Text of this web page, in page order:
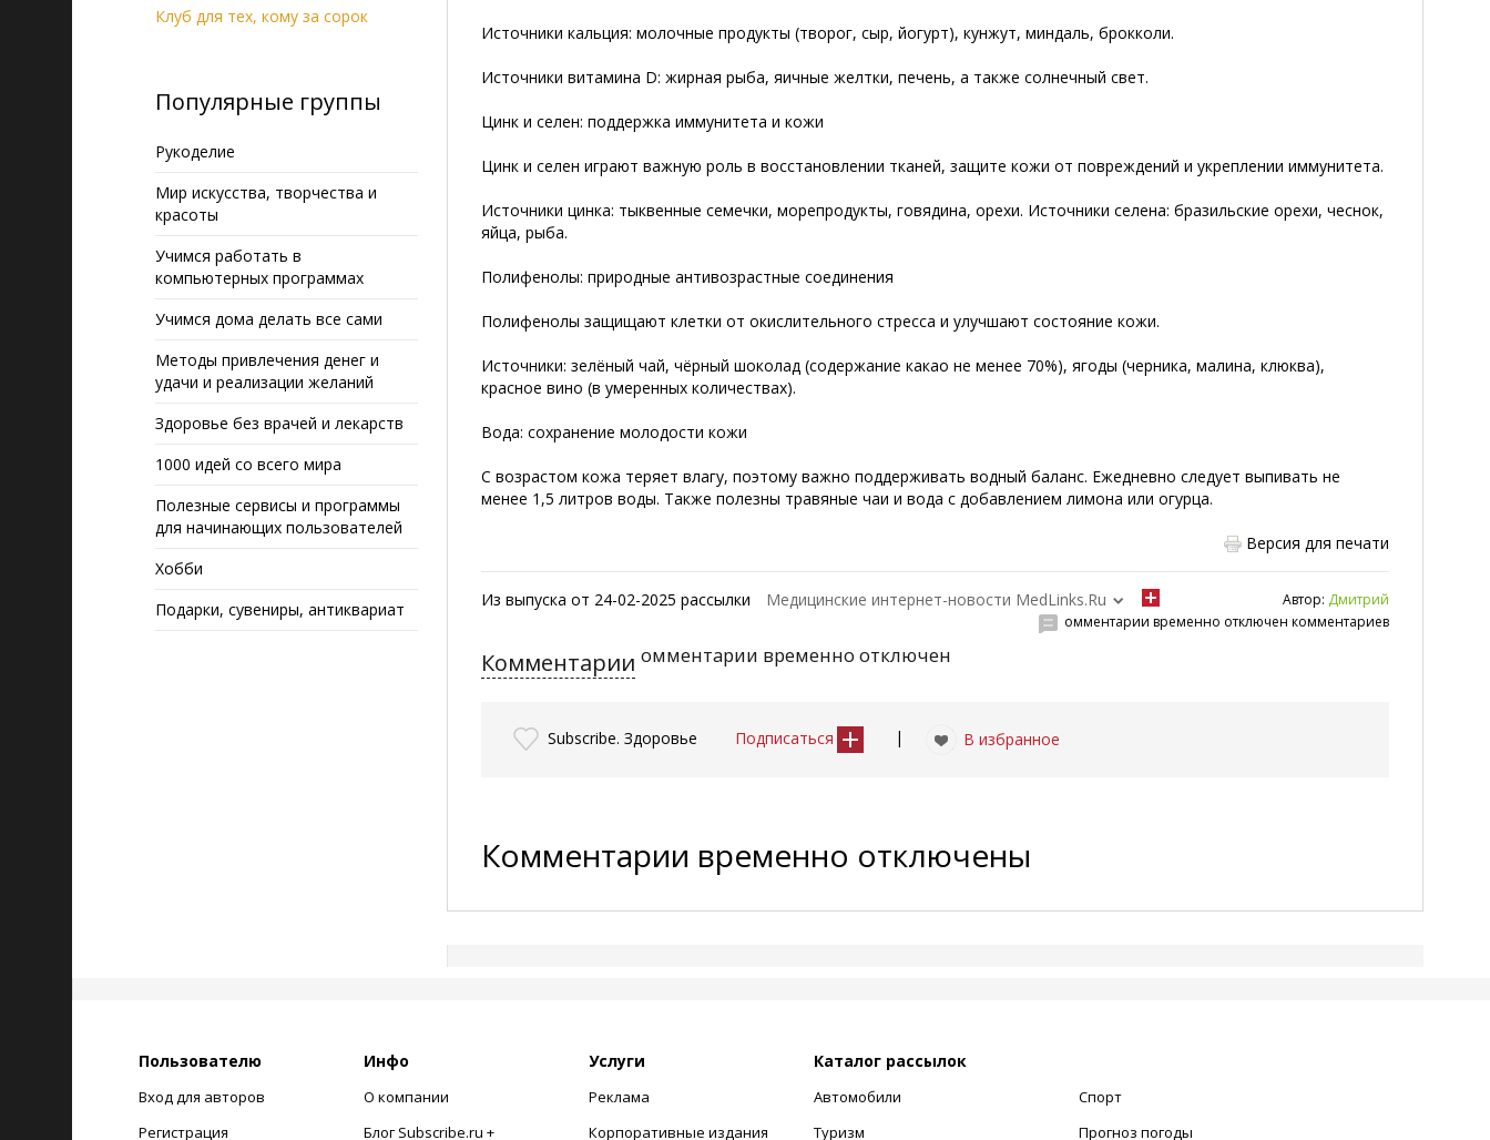
Клуб для тех, кому за сорок
Популярные группы
Рукоделие
Мир искусства, творчества и
красоты
Учимся работать в
компьютерных программах
Учимся дома делать все сами
Методы привлечения денег и
удачи и реализации желаний
Здоровье без врачей и лекарств
1000 идей со всего мира
Полезные сервисы и программы
для начинающих пользователей
Хобби
Подарки, сувениры, антиквариат
Источники кальция: молочные продукты (творог, сыр, йогурт), кунжут, миндаль, брокколи.
Источники витамина D: жирная рыба, яичные желтки, печень, а также солнечный свет.
Цинк и селен: поддержка иммунитета икожи
Цинк и селен играют важную роль в восстановлении тканей, защите кожи от повреждений и укреплении иммунитета.
Источники цинка: тыквенные семечки, морепродукты, говядина, орехи. Источники селена: бразильские орехи, чеснок,
яйца, рыба.
Полифенолы: природные антивозрастные соединения
Полифенолы защищают клетки от окислительного стресса и улучшают состояние кожи.
Источники: зелёный чай, чёрный шоколад (содержание какао не менее 70%), ягоды (черника, малина, клюква),
красное вино (в умеренных количествах).
Вода: сохранение молодости кожи
С возрастом кожа теряет влагу, поэтому важно поддерживать водный баланс. Ежедневно следует выпивать не
менее 1,5 литров воды. Также полезны травяные чаи и вода с добавлением лимона или огурца.
Версия для печати
Из выпуска от 24-02-2025 рассылки Медицинские интернет-новости MedLinks.Ru Автор: Дмитрий
омментарии временно отключен комментариев
Комментарии омментарии временно отключен
Subscribe. Здоровье Подписаться | В избранное
Комментарии временно отключены
Пользователю
Вход для авторов
Регистрация
Инфо
О компании
Блог Subscribe.ru +
Услуги
Реклама
Корпоративные издания
Каталог рассылок
Автомобили
Туризм
Спорт
Прогноз погоды